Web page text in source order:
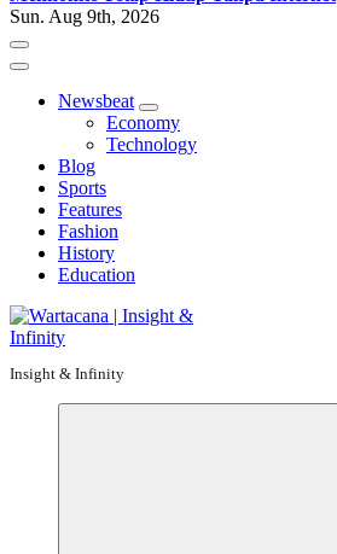
Sun. Aug 9th, 2026
Newsbeat
Economy
Technology
Blog
Sports
Features
Fashion
History
Education
Insight & Infinity